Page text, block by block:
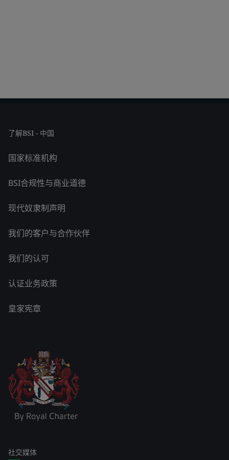
了解BSI - 中国
国家标准机构
BSI合规性与商业道德
现代奴隶制声明
我们的客户与合作伙伴
我们的认可
认证业务政策
皇家宪章
社交媒体